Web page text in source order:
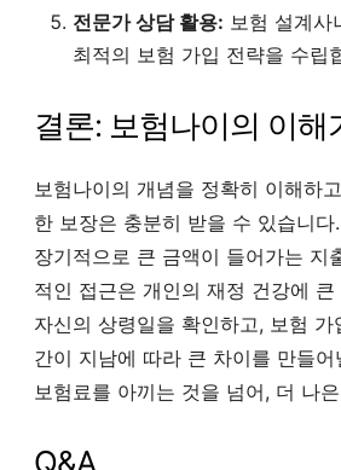
전문가 상담 활용: 보험 설계사
최적의 보험 가입 전략을 수립
결론: 보험나이의 이해
보험나이의 개념을 정확히 이해하
한 보장은 충분히 받을 수 있습니
장기적으로 큰 금액이 들어가는 지
적인 접근은 개인의 재정 건강에
자신의 상령일을 확인하고, 보험
간이 지남에 따라 큰 차이를 만들
보험료를 아끼는 것을 넘어, 더 나
Q&A